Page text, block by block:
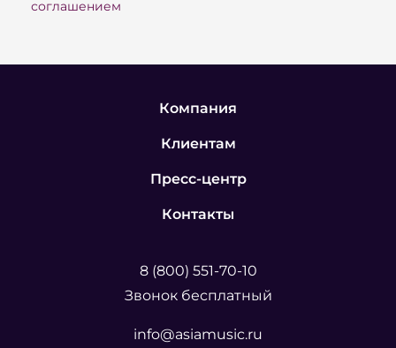
соглашением
Компания
Клиентам
Пресс-центр
Контакты
8 (800) 551-70-10
Звонок бесплатный
info@asiamusic.ru